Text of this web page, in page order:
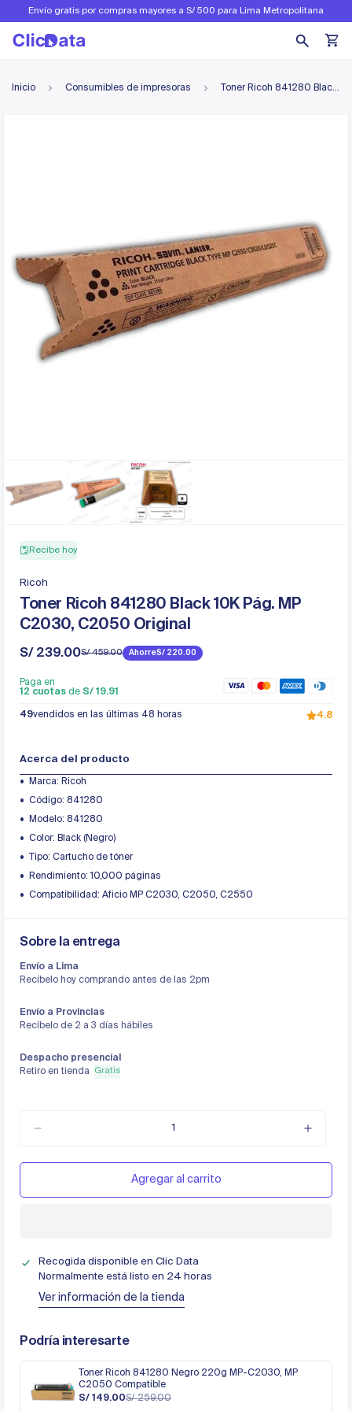
Envío gratis por compras mayores a S/ 500 para Lima Metropolitana
Inicio Consumibles de impresoras Toner Ricoh 841280 Black 10K Pág. MP C2030, C2050 Original
Recibe hoy
Ricoh
Toner Ricoh 841280 Black 10K Pág. MP
C2030, C2050 Original
Precio
venta
S/ 239.00
Precio
S/ 459.00 AhorreS/ 220.00
Paga en
12 cuotas de S/ 19.91
49vendidos en las últimas 48 horas 4.8
Acerca del producto
Marca: Ricoh
Código: 841280
Modelo: 841280
Color: Black (Negro)
Tipo: Cartucho de tóner
Rendimiento: 10,000 páginas
Compatibilidad: Aficio MP C2030, C2050, C2550
Sobre la entrega
Envío a Lima
Recíbelo hoy comprando antes de las 2pm
Envío a Provincias
Recíbelo de 2 a 3 días hábiles
Despacho presencial
Retiro en tienda
Gratis
Agregar al carrito
Recogida disponible en Clic Data
Normalmente está listo en 24 horas
Ver información de la tienda
Podría interesarte
Toner Ricoh 841280 Negro 220g MP-C2030, MP
C2050 Compatible
S/ 149.00S/ 259.00